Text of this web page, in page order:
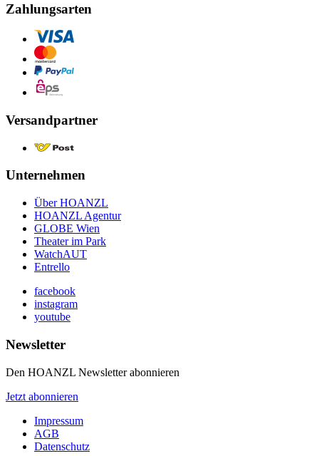
Zahlungsarten
Versandpartner
Unternehmen
Über HOANZL
HOANZL Agentur
GLOBE Wien
Theater im Park
WatchAUT
Entrello
facebook
instagram
youtube
Newsletter
Den HOANZL Newsletter abonnieren
Jetzt abonnieren
Impressum
AGB
Datenschutz